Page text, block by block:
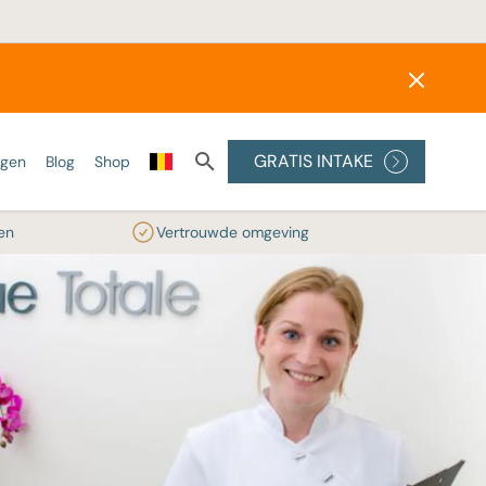
Alexandrite laser
Diode laser
Wat zijn skinboosters?
Profhilo
Medische peelings
Glycolzuur peeling
Blog Shop GRATIS INTAKE
Vertrouwde omgeving